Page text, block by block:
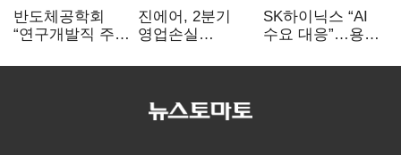
반도체공학회
“연구개발직 주
개선해야”
진에어, 2분기
영업손실
상승 여파
SK하이닉스 “AI
수요 대응”…용인
투자